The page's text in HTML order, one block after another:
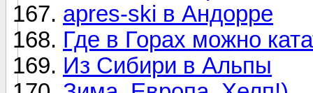
apres-ski в Андорре
Где в Горах можно
Из Сибири в Альпы